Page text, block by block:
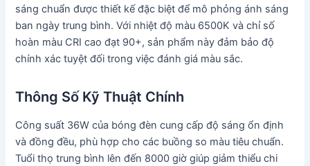
sáng chuẩn được thiết kế đặc biệt để mô phỏng ánh sáng
ban ngày trung bình. Với nhiệt độ màu 6500K và chỉ số
hoàn màu CRI cao đạt 90+, sản phẩm này đảm bảo độ
chính xác tuyệt đối trong việc đánh giá màu sắc.
Thông Số Kỹ Thuật Chính
Công suất 36W của bóng đèn cung cấp độ sáng ổn định
và đồng đều, phù hợp cho các buồng so màu tiêu chuẩn.
Tuổi thọ trung bình lên đến 8000 giờ giúp giảm thiểu chi